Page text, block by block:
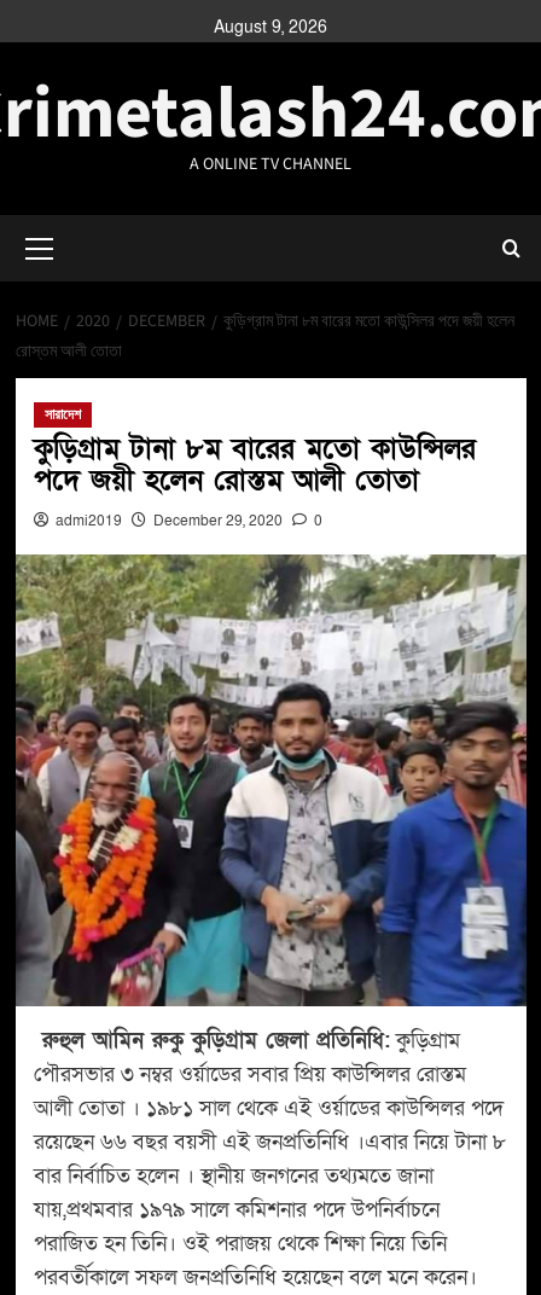
August 9, 2026
A ONLINE TV CHANNEL
HOME 2020 DECEMBER
কুড়িগ্রাম টানা ৮ম বারের মতো কাউন্সিলর পদে জয়ী হলেন
রোস্তম আলী তোতা
সারাদেশ
কুড়িগ্রাম টানা ৮ম বারের মতো কাউন্সিলর
পদে জয়ী হলেন রোস্তম আলী তোতা
admi2019 December 29, 2020 0
রুহুল আমিন রুকু কুড়িগ্রাম জেলা প্রতিনিধি:কুড়িগ্রাম
পৌরসভার ৩ নম্বর ওর্য়াডের সবার প্রিয় কাউন্সিলর রোস্তম
আলী তোতা । ১৯৮১ সাল থেকে এই ওর্য়াডের কাউন্সিলর পদে
রয়েছেন ৬৬ বছর বয়সী এই জনপ্রতিনিধি ।এবার নিয়ে টানা ৮
বার নির্বাচিত হলেন । স্থানীয় জনগনের তথ্যমতে জানা
যায়,প্রথমবার ১৯৭৯ সালে কমিশনার পদে উপনির্বাচনে
পরাজিত হন তিনি। ওই পরাজয় থেকে শিক্ষা নিয়ে তিনি
পরবর্তীকালে সফল জনপ্রতিনিধি হয়েছেন বলে মনে করেন।